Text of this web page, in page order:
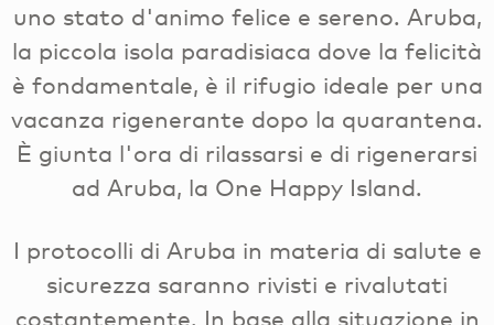
uno stato d'animo felice e sereno. Aruba,
la piccola isola paradisiaca dove la felicità
è fondamentale, è il rifugio ideale per una
vacanza rigenerante dopo la quarantena.
È giunta l'ora di rilassarsi e di rigenerarsi
ad Aruba, la One Happy Island.
I protocolli di Aruba in materia di salute e
sicurezza saranno rivisti e rivalutati
costantemente. In base alla situazione in